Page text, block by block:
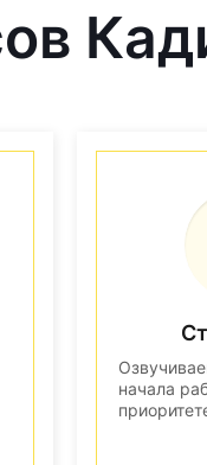
начала